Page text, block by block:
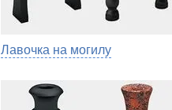
Лавочка на могилу